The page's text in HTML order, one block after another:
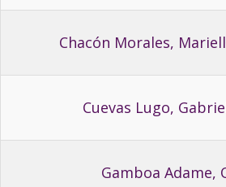
Chacón Morales,
Cuevas Lugo,
Gamboa Adame,